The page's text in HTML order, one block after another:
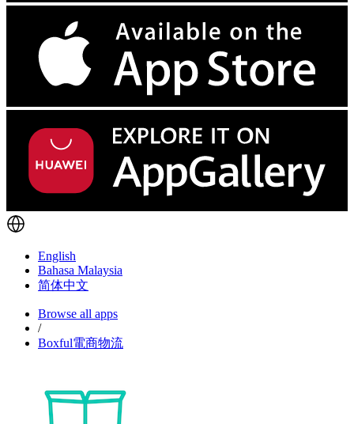
English
Bahasa Malaysia
简体中文
Browse all apps
/
Boxful電商物流